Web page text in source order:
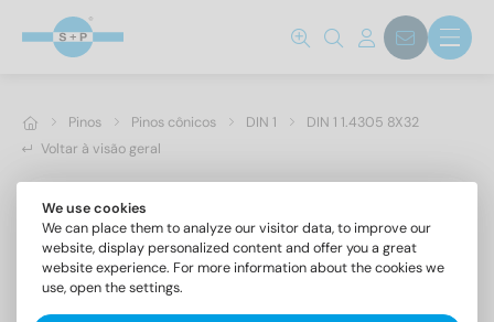
Pinos Pinos cônicos DIN 1
DIN 1 1.4305 8X32
Voltar à visão geral
We use cookies
We can place them to analyze our visitor data, to improve our
website, display personalized content and offer you a great
website experience. For more information about the cookies we
use, open the settings.